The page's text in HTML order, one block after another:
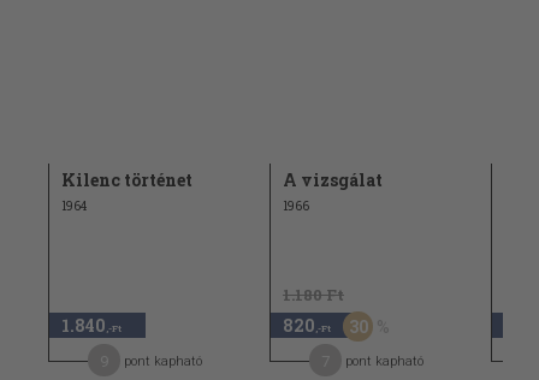
Kilenc történet
1964
1.840 ,-Ft
pont kapható
A vizsgálat
1966
1.180 Ft
820 ,-Ft 30
pont kapható